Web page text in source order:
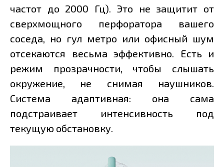
частот до 2000 Гц). Это не защитит от
сверхмощного перфоратора вашего
соседа, но гул метро или офисный шум
отсекаются весьма эффективно. Есть и
режим прозрачности, чтобы слышать
окружение, не снимая наушников.
Система адаптивная: она сама
подстраивает интенсивность под
текущую обстановку.